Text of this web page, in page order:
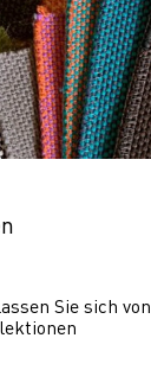
Sie sich von